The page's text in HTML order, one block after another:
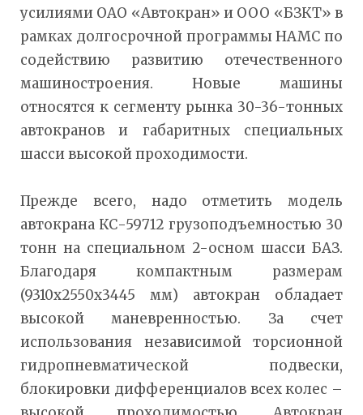
усилиями ОАО «Автокран» и ООО «БЗКТ» в
рамках долгосрочной программы НАМС по
содействию развитию отечественного
машиностроения. Новые машины
относятся к сегменту рынка 30-36-тонных
автокранов и габаритных специальных
шасси высокой проходимости.
Прежде всего, надо отметить модель
автокрана КС-59712 грузоподъемностью 30
тонн на специальном 2-осном шасси БАЗ.
Благодаря компактным размерам
(9310х2550х3445 мм) автокран обладает
высокой маневренностью. За счет
использования независимой торсионной
гидропневматической подвески,
блокировки дифференциалов всех колес –